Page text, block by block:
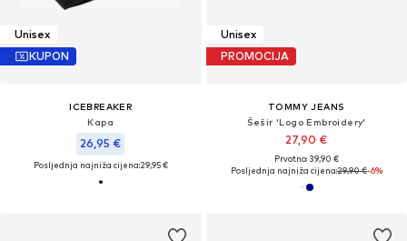
Unisex
KUPON
ICEBREAKER
Kapa
26,95 €
Posljednja najniža cijena:29,95 €
Unisex
PROMOCIJA
TOMMY JEANS
Šešir 'Logo Embroidery'
27,90 €
Prvotno: 39,90 €
Posljednja najniža cijena:29,90 €-6%